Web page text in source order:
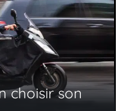
choisir son